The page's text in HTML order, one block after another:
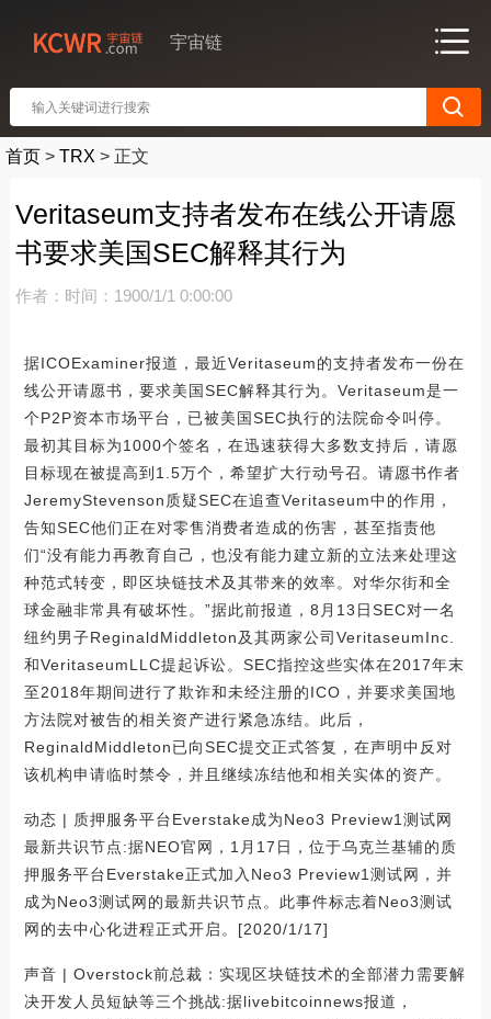
宇宙链
首页 > TRX > 正文
Veritaseum支持者发布在线公开请愿
书要求美国SEC解释其行为
作者： 时间：1900/1/1 0:00:00
据ICOExaminer报道，最近Veritaseum的支持者发布一份在
线公开请愿书，要求美国SEC解释其行为。Veritaseum是一
个P2P资本市场平台，已被美国SEC执行的法院命令叫停。
最初其目标为1000个签名，在迅速获得大多数支持后，请愿
目标现在被提高到1.5万个，希望扩大行动号召。请愿书作者
JeremyStevenson质疑SEC在追查Veritaseum中的作用，
告知SEC他们正在对零售消费者造成的伤害，甚至指责他
们“没有能力再教育自己，也没有能力建立新的立法来处理这
种范式转变，即区块链技术及其带来的效率。对华尔街和全
球金融非常具有破坏性。”据此前报道，8月13日SEC对一名
纽约男子ReginaldMiddleton及其两家公司VeritaseumInc.
和VeritaseumLLC提起诉讼。SEC指控这些实体在2017年末
至2018年期间进行了欺诈和未经注册的ICO，并要求美国地
方法院对被告的相关资产进行紧急冻结。此后，
ReginaldMiddleton已向SEC提交正式答复，在声明中反对
该机构申请临时禁令，并且继续冻结他和相关实体的资产。
动态 | 质押服务平台Everstake成为Neo3 Preview1测试网
最新共识节点:据NEO官网，1月17日，位于乌克兰基辅的质
押服务平台Everstake正式加入Neo3 Preview1测试网，并
成为Neo3测试网的最新共识节点。此事件标志着Neo3测试
网的去中心化进程正式开启。[2020/1/17]
声音 | Overstock前总裁：实现区块链技术的全部潜力需要解
决开发人员短缺等三个挑战:据livebitcoinnews报道，